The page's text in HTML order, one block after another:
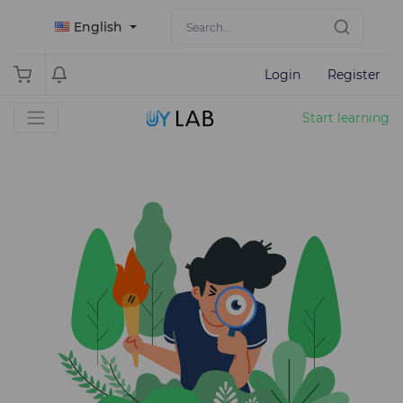
English
Login Register
Start learning